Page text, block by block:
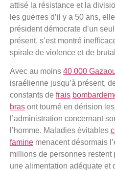
attisé la résistance et la
les guerres d’il y a 50 ans,
président démocrate d’un
présent, s’est montré
spirale de violence et de
Avec au moins 40 000
israélienne jusqu’à présent,
constants de frais
bras ont tourné en dérision
l’administration concernant
l’homme. Maladies évitables
famine menacent désormais
millions de personnes restent
une alimentation adéquate et